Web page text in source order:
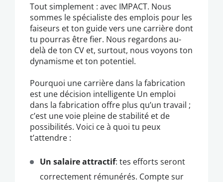
Tout simplement : avec IMPACT. Nous
sommes le spécialiste des emplois pour les
faiseurs et ton guide vers une carrière dont
tu pourras être fier. Nous regardons au-
delà de ton CV et, surtout, nous voyons ton
dynamisme et ton potentiel.
Pourquoi une carrière dans la fabrication
est une décision intelligente Un emploi
dans la fabrication offre plus qu’un travail ;
c’est une voie pleine de stabilité et de
possibilités. Voici ce à quoi tu peux
t’attendre :
Un salaire attractif: tes efforts seront
correctement rémunérés. Compte sur